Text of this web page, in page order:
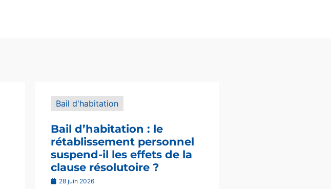
Bail d'habitation
Bail d’habitation : le
rétablissement personnel
suspend-il les effets de la
clause résolutoire ?
28 juin 2026